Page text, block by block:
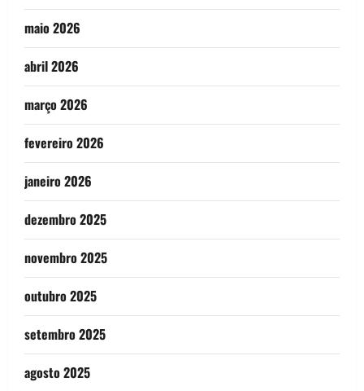
maio 2026
abril 2026
março 2026
fevereiro 2026
janeiro 2026
dezembro 2025
novembro 2025
outubro 2025
setembro 2025
agosto 2025